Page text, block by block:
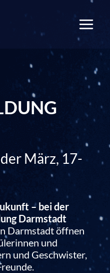
März, 17-
– bei der
Darmstadt
Darmstadt öffnen
und
und Geschwister,